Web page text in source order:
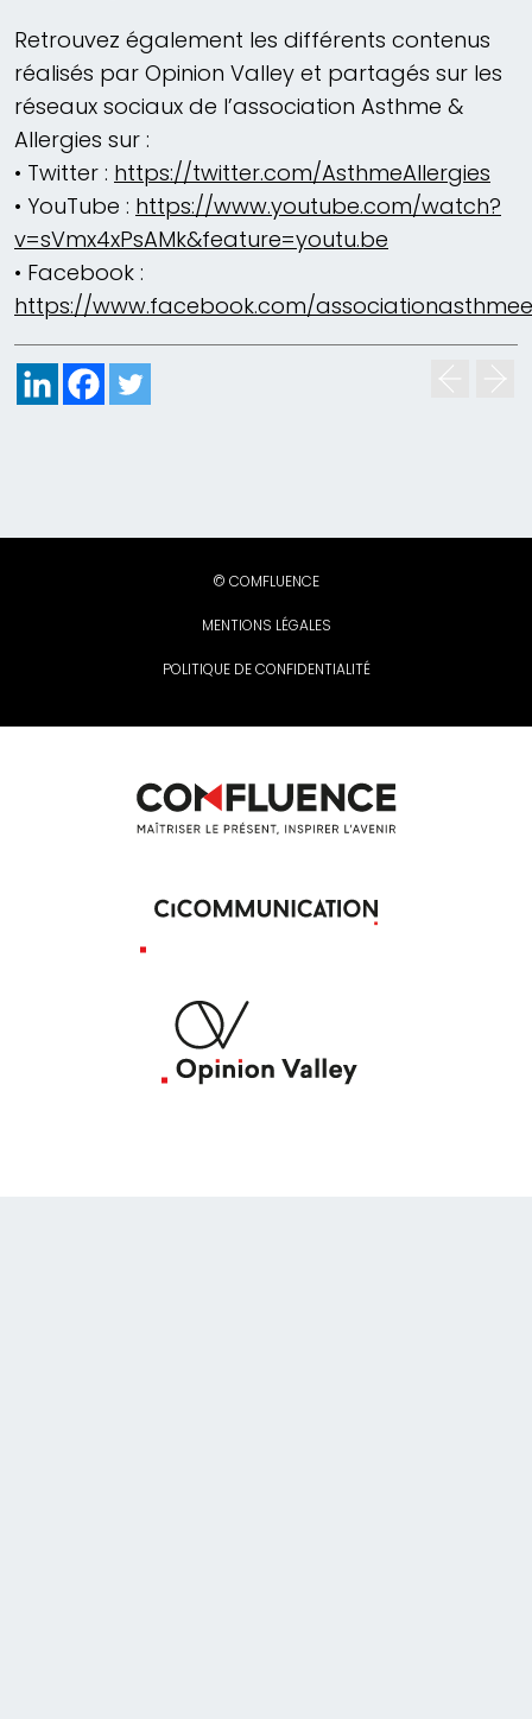
Retrouvez également les différents contenus
réalisés par Opinion Valley et partagés sur les
réseaux sociaux de l’association Asthme &
Allergies sur :
• Twitter : https://twitter.com/AsthmeAllergies
• YouTube : https://www.youtube.com/watch?
v=sVmx4xPsAMk&feature=youtu.be
• Facebook :
https://www.facebook.com/
© COMFLUENCE
MENTIONS LÉGALES
POLITIQUE DE CONFIDENTIALITÉ